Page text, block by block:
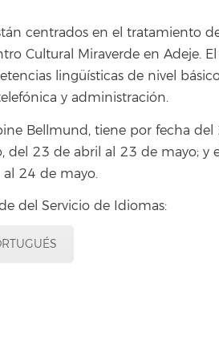
centrados en el tratamiento
Cultural Miraverde en Adeje.
lingüísticas de nivel
y administración.
Bellmund, tiene por fecha
del 23 de abril al 23 de mayo; y
24 de mayo.
del Servicio de Idiomas: